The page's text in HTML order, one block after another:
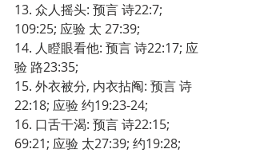
13. 众人摇头: 预言 诗22:7;
109:25; 应验 太 27:39;
14. 人瞪眼看他: 预言 诗22:17; 应
验 路23:35;
15. 外衣被分, 内衣拈阄: 预言 诗
22:18; 应验 约19:23-24;
16. 口舌干渴: 预言 诗22:15;
69:21; 应验 太27:39; 约19:28;